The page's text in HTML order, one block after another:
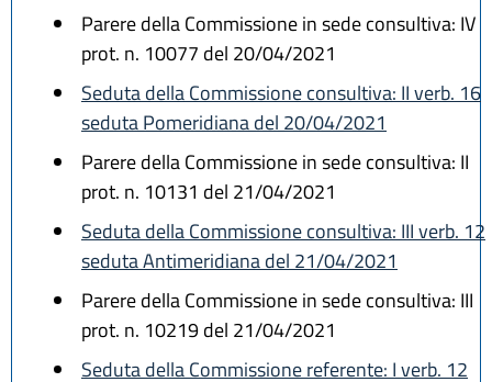
Parere della Commissione in sede consultiva: IV
prot. n. 10077 del 20/04/2021
Seduta della Commissione consultiva: II verb. 16
seduta Pomeridiana del 20/04/2021
Parere della Commissione in sede consultiva: II
prot. n. 10131 del 21/04/2021
Seduta della Commissione consultiva: III verb. 12
seduta Antimeridiana del 21/04/2021
Parere della Commissione in sede consultiva: III
prot. n. 10219 del 21/04/2021
Seduta della Commissione referente: I verb. 12